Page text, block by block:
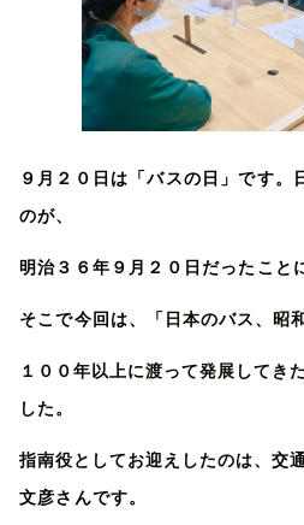
９月２０日は「バスの日」です。
のが、
明治３６年９月２０日だったこと
そこで今回は、 「日本のバス、昭
１００年以上に渡って発展してき
した。
指南役としてお迎えしたのは、 交
文彦さんです。